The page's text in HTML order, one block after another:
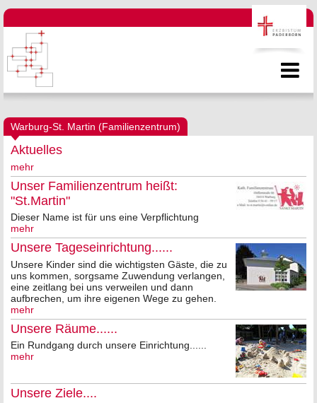
Warburg-St. Martin (Familienzentrum)
Aktuelles
mehr
Unser Familienzentrum heißt:
"St.Martin"
Dieser Name ist für uns eine Verpflichtung
mehr
Unsere Tageseinrichtung......
Unsere Kinder sind die wichtigsten Gäste, die zu
uns kommen, sorgsame Zuwendung verlangen,
eine zeitlang bei uns verweilen und dann
aufbrechen, um ihre eigenen Wege zu gehen.
mehr
Unsere Räume......
Ein Rundgang durch unsere Einrichtung......
mehr
Unsere Ziele....